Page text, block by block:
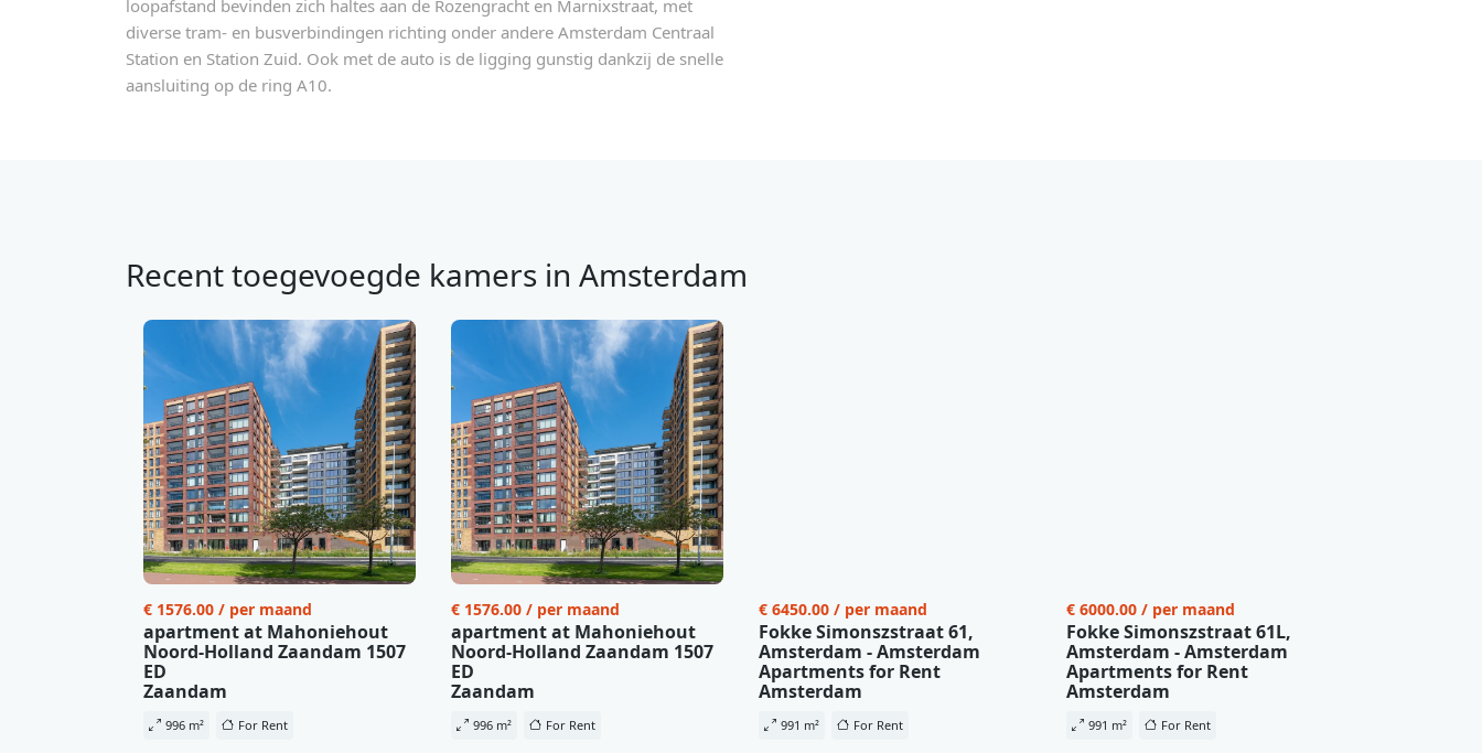
loopafstand bevinden zich haltes aan de Rozengracht en Marnixstraat, met
diverse tram- en busverbindingen richting onder andere Amsterdam Centraal
Station en Station Zuid. Ook met de auto is de ligging gunstig dankzij de snelle
aansluiting op de ring A10.
Recent toegevoegde kamers in Amsterdam
€ 1576.00 / per maand
apartment at Mahoniehout
Noord-Holland Zaandam 1507
ED
Zaandam
996 m² For Rent
€ 1576.00 / per maand
apartment at Mahoniehout
Noord-Holland Zaandam 1507
ED
Zaandam
996 m² For Rent
€ 6450.00 / per maand
Fokke Simonszstraat 61,
Amsterdam - Amsterdam
Apartments for Rent
Amsterdam
991 m² For Rent
€ 6000.00 / per maand
Fokke Simonszstraat 61L,
Amsterdam - Amsterdam
Apartments for Rent
Amsterdam
991 m² For Rent